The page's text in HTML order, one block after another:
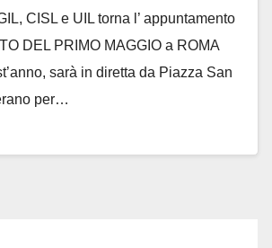
CISL e UIL torna l’ appuntamento
DEL PRIMO MAGGIO a ROMA
sarà in diretta da Piazza San
per…